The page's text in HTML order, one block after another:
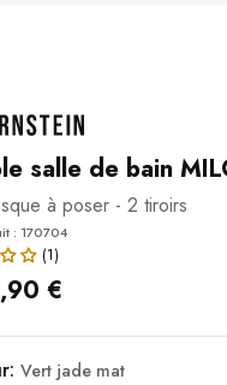
salle de bain
à poser - 2 tiroirs
: 170704
€
Vert jade mat